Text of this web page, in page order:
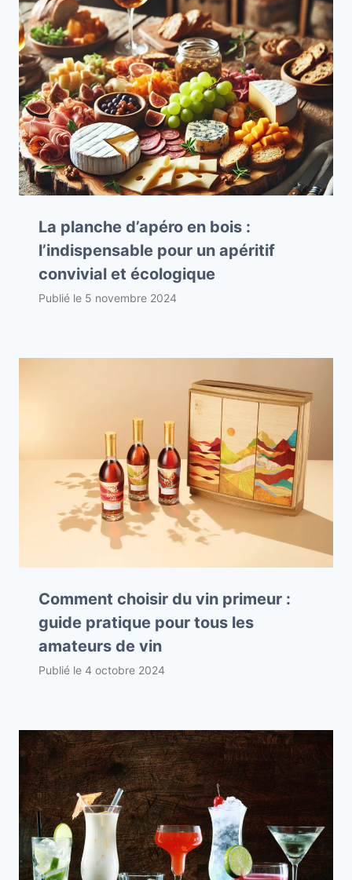
La planche d’apéro en bois :
l’indispensable pour un apéritif
convivial et écologique
Publié le 5 novembre 2024
Comment choisir du vin primeur :
guide pratique pour tous les
amateurs de vin
Publié le 4 octobre 2024